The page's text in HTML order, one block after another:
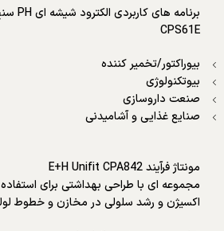
CPS61E
بیوراکتور/تخمیر کننده
بیوتکنولوژی
صنعت داروسازی
صنایع غذایی و آشامیدنی
مونتاژ فرآیند E+H Unifit CPA842
اکسیژن و رشد سلولی در مخازن و خطوط